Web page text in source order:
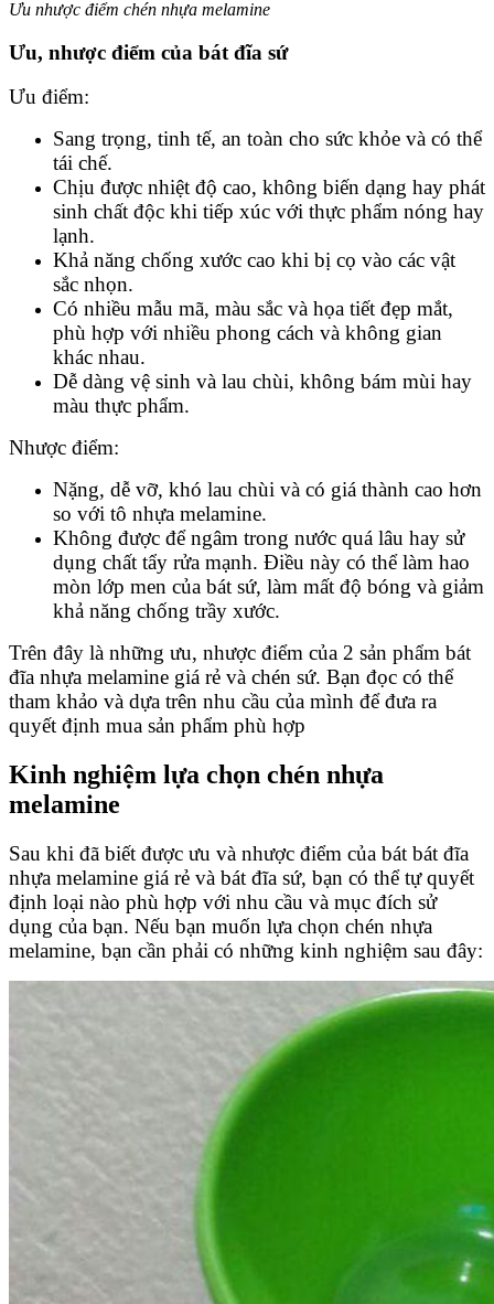
Ưu nhược điểm chén nhựa melamine
Ưu, nhược điểm của bát đĩa sứ
Ưu điểm:
Sang trọng, tinh tế, an toàn cho sức khỏe và có thể
tái chế.
Chịu được nhiệt độ cao, không biến dạng hay phát
sinh chất độc khi tiếp xúc với thực phẩm nóng hay
lạnh.
Khả năng chống xước cao khi bị cọ vào các vật
sắc nhọn.
Có nhiều mẫu mã, màu sắc và họa tiết đẹp mắt,
phù hợp với nhiều phong cách và không gian
khác nhau.
Dễ dàng vệ sinh và lau chùi, không bám mùi hay
màu thực phẩm.
Nhược điểm:
Nặng, dễ vỡ, khó lau chùi và có giá thành cao hơn
so với tô nhựa melamine.
Không được để ngâm trong nước quá lâu hay sử
dụng chất tẩy rửa mạnh. Điều này có thể làm hao
mòn lớp men của bát sứ, làm mất độ bóng và giảm
khả năng chống trầy xước.
Trên đây là những ưu, nhược điểm của 2 sản phẩm bát
đĩa nhựa melamine giá rẻ và chén sứ. Bạn đọc có thể
tham khảo và dựa trên nhu cầu của mình để đưa ra
quyết định mua sản phẩm phù hợp
Kinh nghiệm lựa chọn chén nhựa
melamine
Sau khi đã biết được ưu và nhược điểm của bát bát đĩa
nhựa melamine giá rẻ và bát đĩa sứ, bạn có thể tự quyết
định loại nào phù hợp với nhu cầu và mục đích sử
dụng của bạn. Nếu bạn muốn lựa chọn chén nhựa
melamine, bạn cần phải có những kinh nghiệm sau đây: